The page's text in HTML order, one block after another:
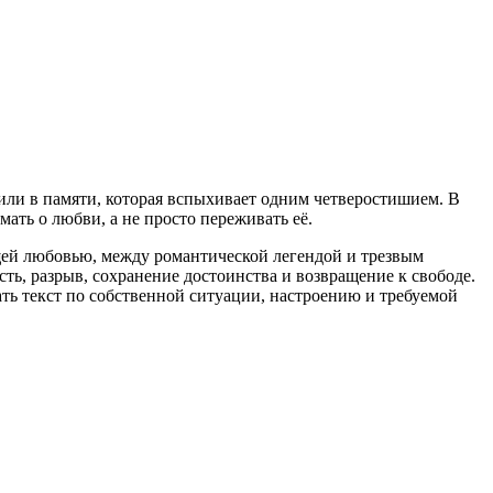
в памяти, которая вспыхивает одним четверостишием. В
о любви, а не просто переживать её.
любовью, между романтической легендой и трезвым
разрыв, сохранение достоинства и возвращение к свободе.
текст по собственной ситуации, настроению и требуемой